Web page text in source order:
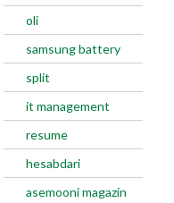
oli
samsung battery
split
it management
resume
hesabdari
asemooni magazin